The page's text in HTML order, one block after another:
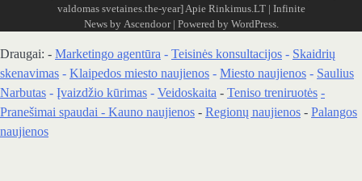
valdomas svetaines.the-year] Apie Rinkimus.LT| Infinite
News by Ascendoor| Powered by WordPress.
Draugai: - Marketingo agentūra - Teisinės konsultacijos - Skaidrių
skenavimas - Klaipedos miesto naujienos - Miesto naujienos - Saulius
Narbutas - Įvaizdžio kūrimas - Veidoskaita - Teniso treniruotės -
Pranešimai spaudai - Kauno naujienos - Regionų naujienos - Palangos
naujienos